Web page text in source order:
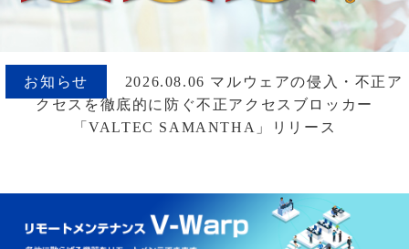
お知らせ
2026.08.06 マルウェアの侵入・不正ア
クセスを徹底的に防ぐ不正アクセスブロッカー
「VALTEC SAMANTHA」リリース